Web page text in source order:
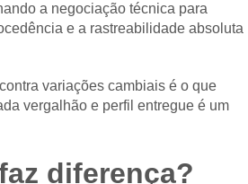
a negociação técnica para
e a rastreabilidade absoluta
variações cambiais é o que
vergalhão e perfil entregue é um
diferença?